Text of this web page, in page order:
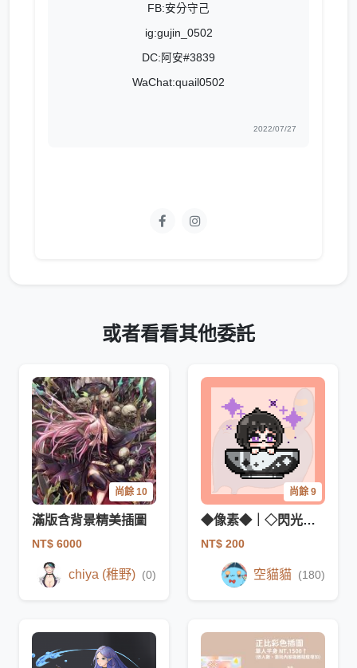
FB:安分守己
ig:gujin_0502
DC:阿安#3839
WaChat:quail0502
2022/07/27
或者看看其他委託
尚餘 10
滿版含背景精美插圖
NT$ 6000
chiya (稚野) (0)
尚餘 9
◆像素◆｜◇閃光寶寶碗◇
NT$ 200
空貓貓 (180)